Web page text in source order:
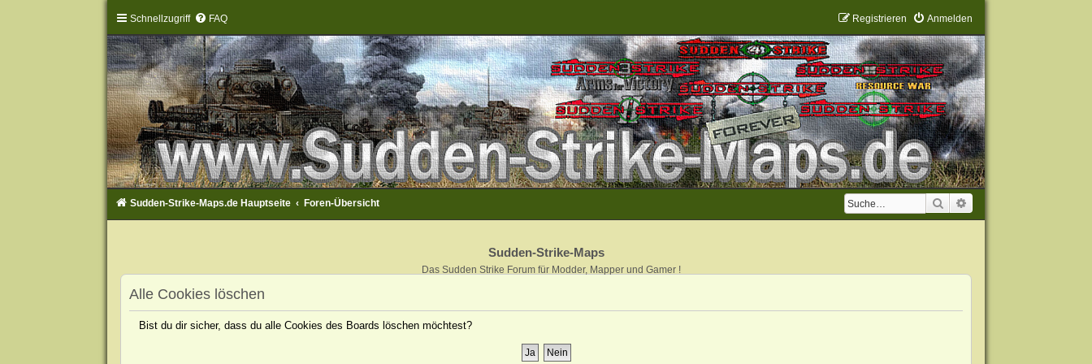
Schnellzugriff FAQ Anmelden
Registrieren
Suche
Sudden-Strike-Maps.de Hauptseite Foren-Übersicht
Sudden-Strike-Maps
Das Sudden Strike Forum für Modder, Mapper und Gamer !
Alle Cookies löschen
Bist du dir sicher, dass du alle Cookies des Boards löschen möchtest?